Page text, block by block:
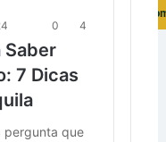
0 4
Saber
7 Dicas
pergunta que